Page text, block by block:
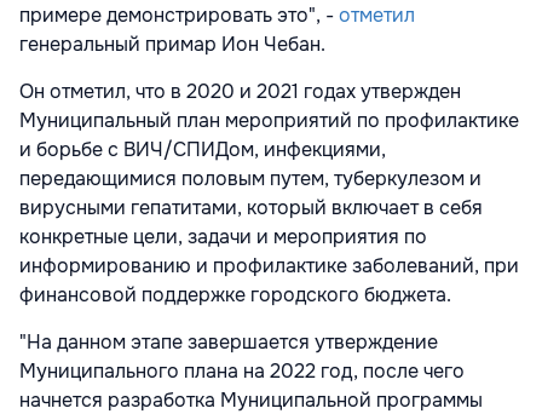
примере демонстрировать это", -отметил
генеральный примар Ион Чебан.
Он отметил, что в 2020 и 2021 годах утвержден
Муниципальный план мероприятий по профилактике
и борьбе с ВИЧ/СПИДом, инфекциями,
передающимися половым путем, туберкулезом и
вирусными гепатитами, который включает в себя
конкретные цели, задачи и мероприятия по
информированию и профилактике заболеваний, при
финансовой поддержке городского бюджета.
"На данном этапе завершается утверждение
Муниципального плана на 2022 год, после чего
начнется разработка Муниципальной программы